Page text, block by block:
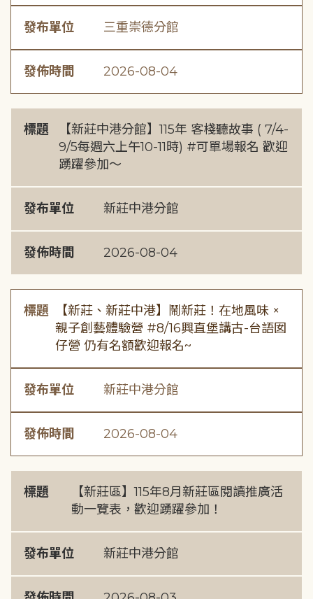
發布單位 三重崇德分館
發佈時間 2026-08-04
標題
【新莊中港分館】115年 客棧聽故事 ( 7/4-
9/5每週六上午10-11時) #可單場報名 歡迎
踴躍參加～
發布單位 新莊中港分館
發佈時間 2026-08-04
標題
【新莊、新莊中港】鬧新莊！在地風味 ×
親子創藝體驗營 #8/16興直堡講古-台語囡
仔營 仍有名額歡迎報名~
發布單位 新莊中港分館
發佈時間 2026-08-04
標題
【新莊區】115年8月新莊區閱讀推廣活
動一覽表，歡迎踴躍參加！
發布單位 新莊中港分館